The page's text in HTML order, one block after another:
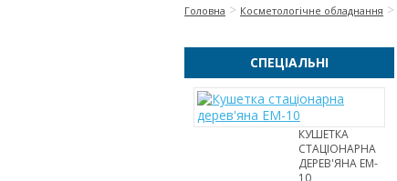
Головна > Косметологічне обладнання >
СПЕЦІАЛЬНІ
КУШЕТКА
СТАЦІОНАРНА
ДЕРЕВ'ЯНА EM-
10